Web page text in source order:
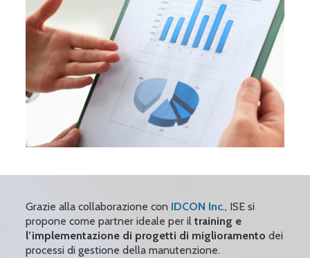
Grazie alla collaborazione con IDCON Inc., ISE si
propone come partner ideale per il training e
l’implementazione di progetti di miglioramento dei
processi di gestione della manutenzione.